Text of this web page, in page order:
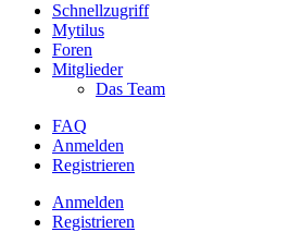
Schnellzugriff
Mytilus
Foren
Mitglieder
Das Team
FAQ
Anmelden
Registrieren
Anmelden
Registrieren